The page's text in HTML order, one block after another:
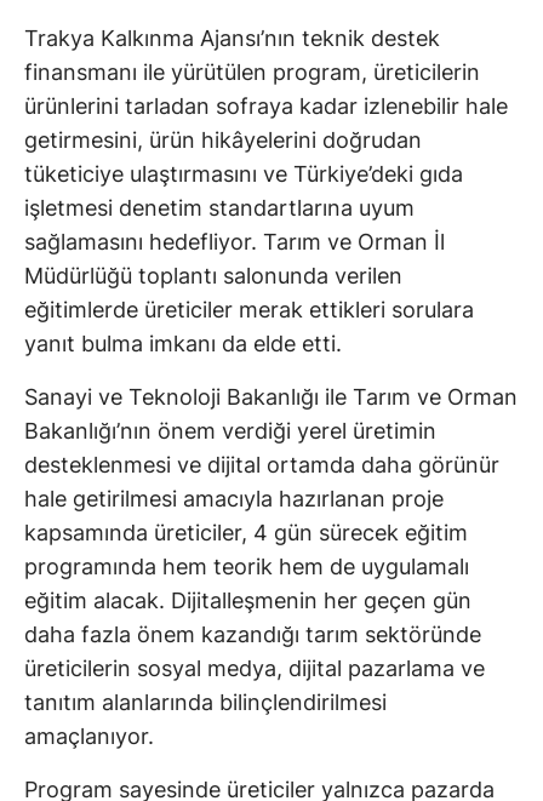
Trakya Kalkınma Ajansı’nın teknik destek
finansmanı ile yürütülen program, üreticilerin
ürünlerini tarladan sofraya kadar izlenebilir hale
getirmesini, ürün hikâyelerini doğrudan
tüketiciye ulaştırmasını ve Türkiye’deki gıda
işletmesi denetim standartlarına uyum
sağlamasını hedefliyor. Tarım ve Orman İl
Müdürlüğü toplantı salonunda verilen
eğitimlerde üreticiler merak ettikleri sorulara
yanıt bulma imkanı da elde etti.
Sanayi ve Teknoloji Bakanlığı ile Tarım ve Orman
Bakanlığı’nın önem verdiği yerel üretimin
desteklenmesi ve dijital ortamda daha görünür
hale getirilmesi amacıyla hazırlanan proje
kapsamında üreticiler, 4 gün sürecek eğitim
programında hem teorik hem de uygulamalı
eğitim alacak. Dijitalleşmenin her geçen gün
daha fazla önem kazandığı tarım sektöründe
üreticilerin sosyal medya, dijital pazarlama ve
tanıtım alanlarında bilinçlendirilmesi
amaçlanıyor.
Program sayesinde üreticiler yalnızca pazarda